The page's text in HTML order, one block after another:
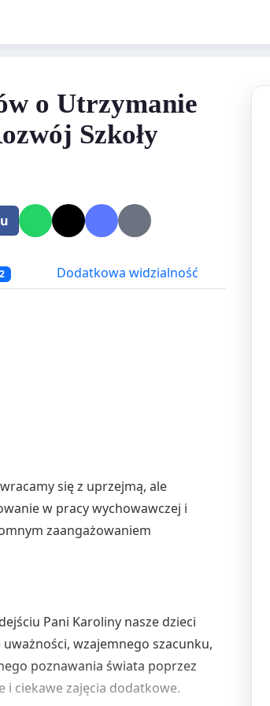
o Utrzymanie
Szkoły
Dodatkowa widzialność
się z uprzejmą, ale
w pracy wychowawczej i
zaangażowaniem
Pani Karoliny nasze dzieci
wzajemnego szacunku,
poznawania świata poprzez
i ciekawe zajęcia dodatkowe.